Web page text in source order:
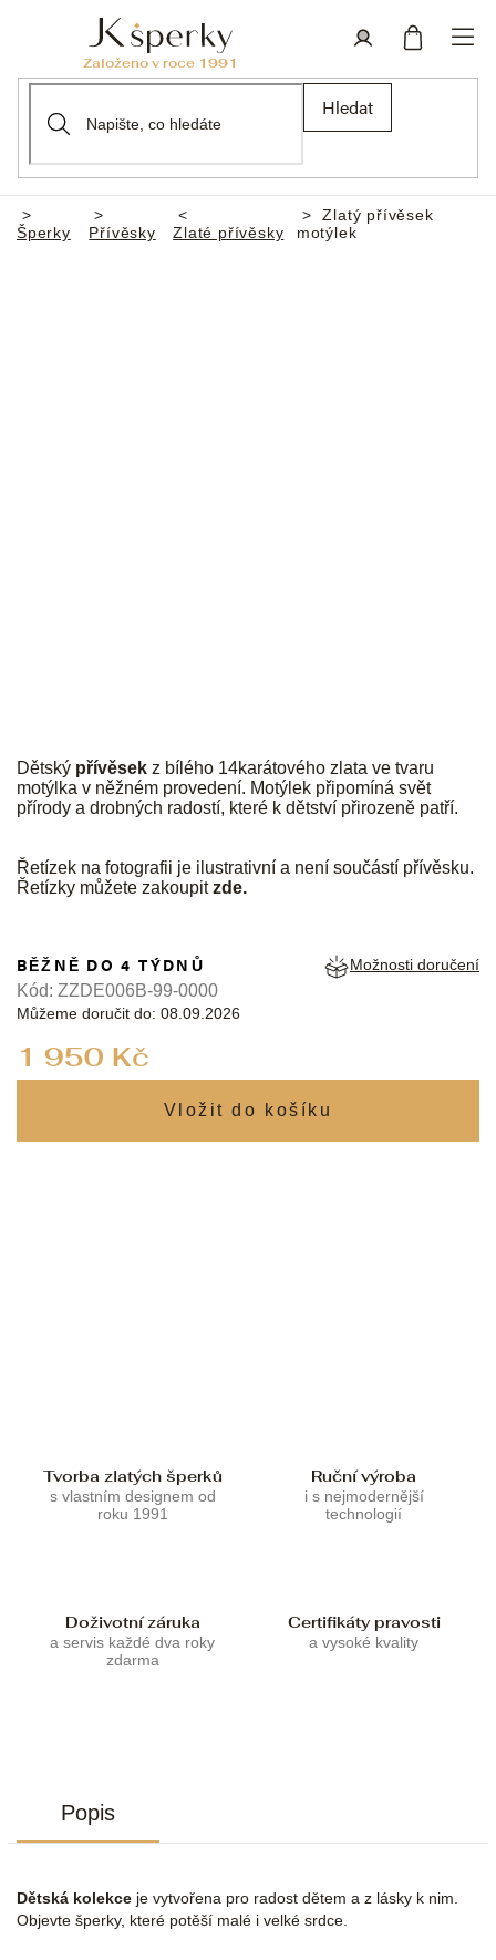
Hledat
Domů
Šperky Přívěsky Zlaté přívěsky
Zlatý přívěsek
motýlek
Dětský přívěsek z bílého 14karátového zlata ve tvaru
motýlka v něžném provedení. Motýlek připomíná svět
přírody a drobných radostí, které k dětství přirozeně patří.
Řetízek na fotografii je ilustrativní a není součástí přívěsku.
Řetízky můžete zakoupitzde.
1 950 Kč
BĚŽNĚ DO 4 TÝDNŮ
Můžeme doručit do: 08.09.2026
Možnosti doručení
Kód: ZZDE006B-99-0000
Tvorba zlatých šperků
s vlastním designem od
roku 1991
Ruční výroba
i s nejmodernější
technologií
Doživotní záruka
a servis každé dva roky
zdarma
Certifikáty pravosti
a vysoké kvality
Popis
Dětská kolekce je vytvořena pro radost dětem a z lásky k nim.
Objevte šperky, které potěší malé i velké srdce.